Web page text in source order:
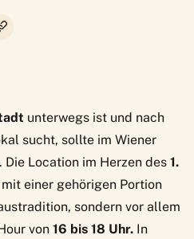
unterwegs ist und nach
sucht, sollte im Wiener
Die Location im Herzen des 1.
einer gehörigen Portion
sondern vor allem
von 16 bis 18 Uhr. In